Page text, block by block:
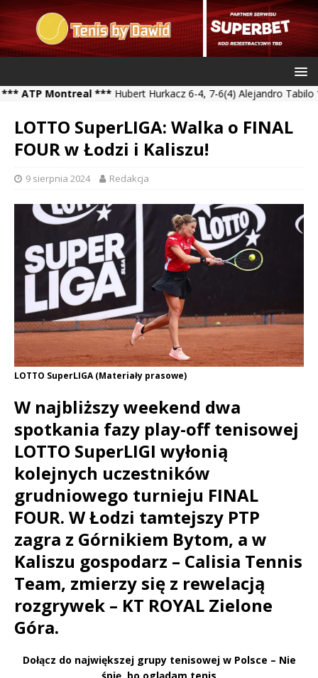
Montreal ***Hubert Hurkacz 6-4, 7-6(4) Alejandro Tabilo ***
LOTTO SuperLIGA: Walka o FINAL
FOUR w Łodzi i Kaliszu!
9 sierpnia 2024 Redakcja
LOTTO SuperLIGA (Materiały prasowe)
W najbliższy weekend dwa
spotkania fazy play-off tenisowej
LOTTO SuperLIGI wyłonią
kolejnych uczestników
grudniowego turnieju FINAL
FOUR. W Łodzi tamtejszy PTP
zagra z Górnikiem Bytom, a w
Kaliszu gospodarz – Calisia Tennis
Team, zmierzy się z rewelacją
rozgrywek – KT ROYAL Zielone
Góra.
Dołącz do największej grupy tenisowej w Polsce – Nie